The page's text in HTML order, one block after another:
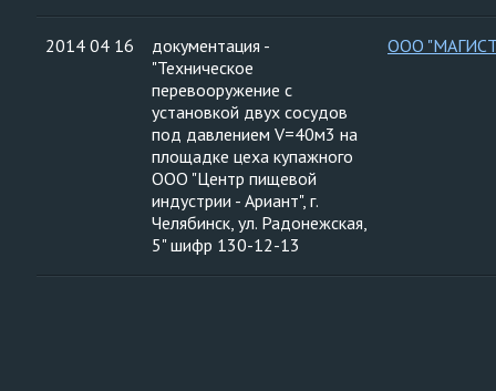
2014 04 16
документация -
"Техническое
перевооружение с
установкой двух сосудов
под давлением V=40м3 на
площадке цеха купажного
ООО "Центр пищевой
индустрии - Ариант", г.
Челябинск, ул. Радонежская,
5" шифр 130-12-13
ООО